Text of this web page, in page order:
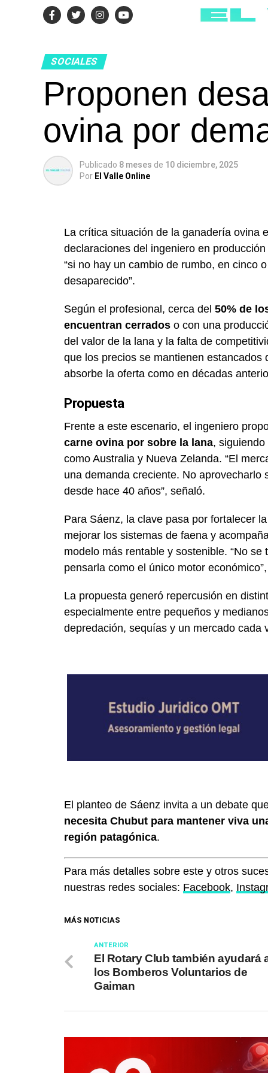
SOCIALES
Proponen
ovina por
Publicado 8 meses de 10 diciembre, 2025
Por El Valle Online
La crítica situación de la ganadería ovina
declaraciones del ingeniero en
“si no hay un cambio de rumbo, en cinco
desaparecido”.
Según el profesional, cerca del 50% de
encuentran cerrados o con una
del valor de la lana y la falta de
que los precios se mantienen
absorbe la oferta como en décadas
Propuesta
Frente a este escenario, el ingeniero
carne ovina por sobre la lana,
como Australia y Nueva Zelanda. “El
una demanda creciente. No
desde hace 40 años”, señaló.
Para Sáenz, la clave pasa por fortalecer
mejorar los sistemas de faena y
modelo más rentable y sostenible. “No
pensarla como el único motor
La propuesta generó repercusión en
especialmente entre pequeños y
depredación, sequías y un mercado cada
El planteo de Sáenz invita a un debate
necesita Chubut para mantener viva
región patagónica.
Para más detalles sobre este y otros
nuestras redes sociales: Facebook,
MÁS NOTICIAS
ANTERIOR
El Rotary Club también ayudará
los Bomberos Voluntarios de
Gaiman